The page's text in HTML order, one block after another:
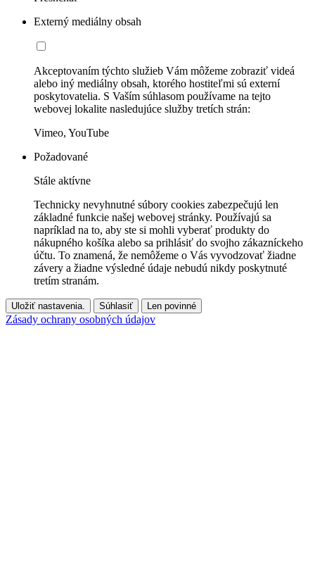
Externý mediálny obsah
Akceptovaním týchto služieb Vám môžeme zobraziť videá
alebo iný mediálny obsah, ktorého hostiteľmi sú externí
poskytovatelia. S Vaším súhlasom používame na tejto
webovej lokalite nasledujúce služby tretích strán:
Vimeo, YouTube
Požadované
Stále aktívne
Technicky nevyhnutné súbory cookies zabezpečujú len
základné funkcie našej webovej stránky. Používajú sa
napríklad na to, aby ste si mohli vyberať produkty do
nákupného košíka alebo sa prihlásiť do svojho zákazníckeho
účtu. To znamená, že nemôžeme o Vás vyvodzovať žiadne
závery a žiadne výsledné údaje nebudú nikdy poskytnuté
tretím stranám.
Uložiť nastavenia. Súhlasiť Len povinné
Zásady ochrany osobných údajov